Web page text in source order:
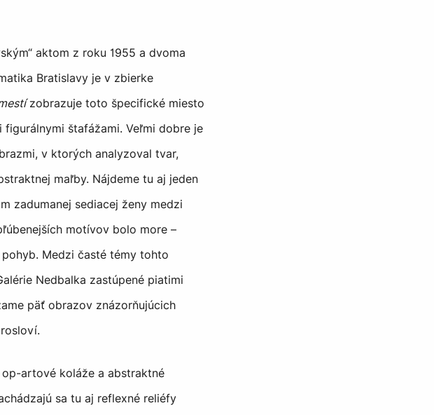
aktom z roku 1955 a dvoma
Bratislavy je v zbierke
zobrazuje toto špecifické miesto
štafážami. Veľmi dobre je
v ktorých analyzoval tvar,
maľby. Nájdeme tu aj jeden
zadumanej sediacej ženy medzi
motívov bolo more –
Medzi časté témy tohto
Nedbalka zastúpené piatimi
päť obrazov znázorňujúcich
artové koláže a abstraktné
sa tu aj reflexné reliéfy